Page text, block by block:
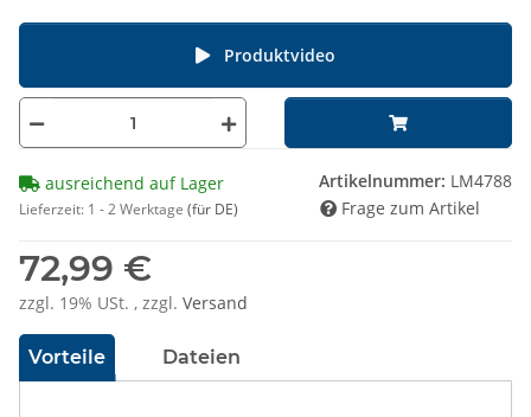
72,99 €
zzgl. 19% USt. , zzgl. Versand
Vorteile Dateien
Produktvideo
ausreichend auf Lager
Lieferzeit: 1 - 2 Werktage (für DE)
Artikelnummer: LM4788
Frage zum Artikel